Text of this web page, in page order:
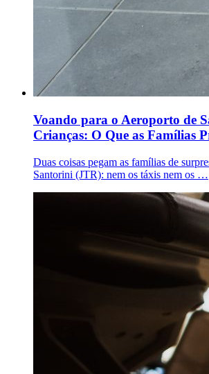
Voando para o Aeroporto de
Crianças: O Que as Famílias
Duas coisas pegam as famílias de
Santorini (JTR): nem os táxis nem os …